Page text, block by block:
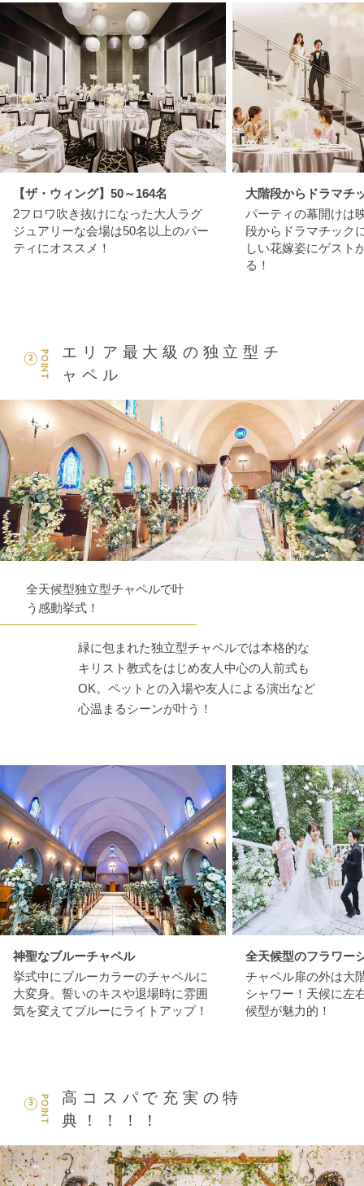
【ザ・ウィング】50～164名
2フロワ吹き抜けになった大人ラグ
ジュアリーな会場は50名以上のパー
ティにオススメ！
大階段からドラマチ
パーティの幕開けは
段からドラマチック
しい花嫁姿にゲスト
る！
POINT
2
エリア最大級の独立型チ
ャペル
全天候型独立型チャペルで叶
う感動挙式！
緑に包まれた独立型チャペルでは本格的な
キリスト教式をはじめ友人中心の人前式も
OK。ペットとの入場や友人による演出など
心温まるシーンが叶う！
神聖なブルーチャペル
挙式中にブルーカラーのチャペルに
大変身。誓いのキスや退場時に雰囲
気を変えてブルーにライトアップ！
全天候型のフラワー
チャペル扉の外は大
シャワー！天候に左
候型が魅力的！
POINT
3
高コスパで充実の特
典！！！！